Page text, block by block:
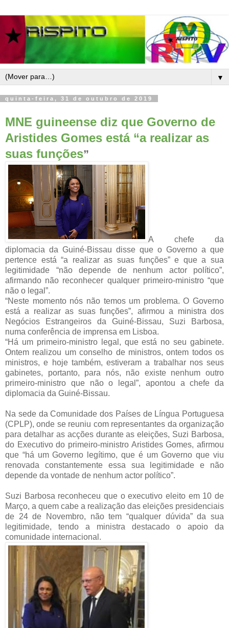
▼
quinta-feira, 31 de outubro de 2019
MNE guineense diz que Governo de
Aristides Gomes está “a realizar as
suas funções”
A chefe da
diplomacia da Guiné-Bissau disse que o Governo a que
pertence está “a realizar as suas funções” e que a sua
legitimidade “não depende de nenhum actor político”,
afirmando não reconhecer qualquer primeiro-ministro “que
não o legal”.
“Neste momento nós não temos um problema. O Governo
está a realizar as suas funções”, afirmou a ministra dos
Negócios Estrangeiros da Guiné-Bissau, Suzi Barbosa,
numa conferência de imprensa em Lisboa.
“Há um primeiro-ministro legal, que está no seu gabinete.
Ontem realizou um conselho de ministros, ontem todos os
ministros, e hoje também, estiveram a trabalhar nos seus
gabinetes, portanto, para nós, não existe nenhum outro
primeiro-ministro que não o legal”, apontou a chefe da
diplomacia da Guiné-Bissau.
Na sede da Comunidade dos Países de Língua Portuguesa
(CPLP), onde se reuniu com representantes da organização
para detalhar as acções durante as eleições, Suzi Barbosa,
do Executivo do primeiro-ministro Aristides Gomes, afirmou
que “há um Governo legítimo, que é um Governo que viu
renovada constantemente essa sua legitimidade e não
depende da vontade de nenhum actor político”.
Suzi Barbosa reconheceu que o executivo eleito em 10 de
Março, a quem cabe a realização das eleições presidenciais
de 24 de Novembro, não tem “qualquer dúvida” da sua
legitimidade, tendo a ministra destacado o apoio da
comunidade internacional.